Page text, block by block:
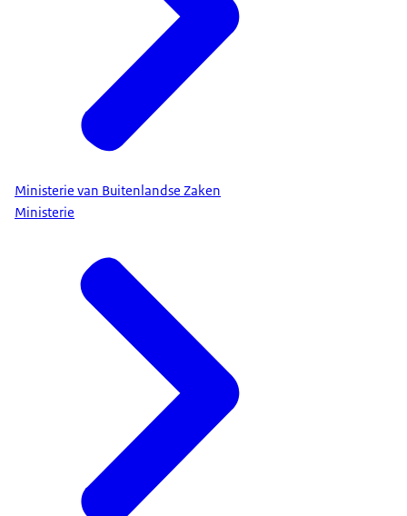
Ministerie van Buitenlandse Zaken
Ministerie